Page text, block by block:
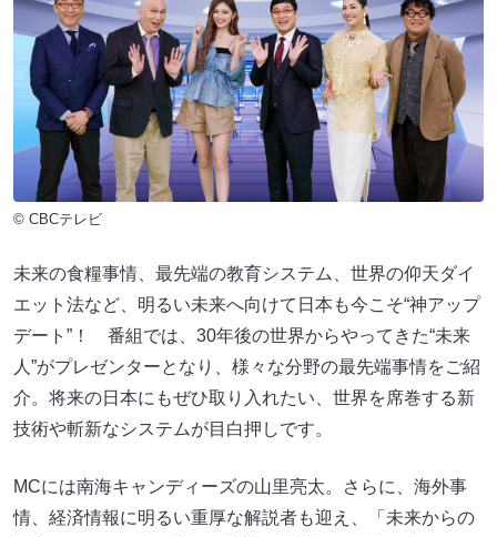
© CBCテレビ
未来の食糧事情、最先端の教育システム、世界の仰天ダイ
エット法など、明るい未来へ向けて日本も今こそ“神アップ
デート”！ 番組では、30年後の世界からやってきた“未来
人”がプレゼンターとなり、様々な分野の最先端事情をご紹
介。将来の日本にもぜひ取り入れたい、世界を席巻する新
技術や斬新なシステムが目白押しです。
MCには南海キャンディーズの山里亮太。さらに、海外事
情、経済情報に明るい重厚な解説者も迎え、「未来からの